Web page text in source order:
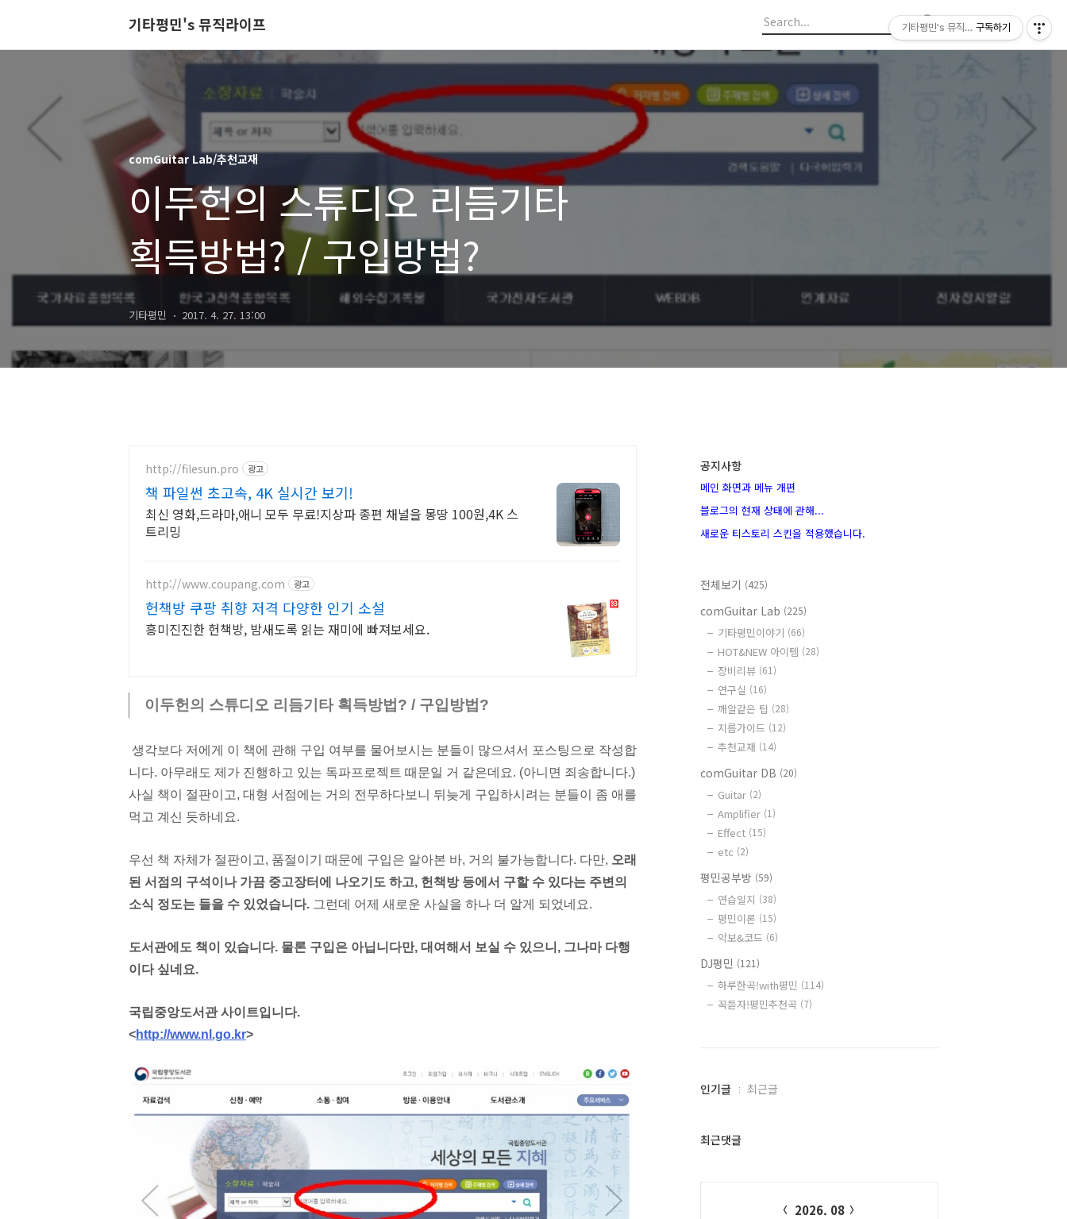
기타평민's 뮤직라이프
comGuitar Lab/추천교재
이두헌의 스튜디오 리듬기타
획득방법? / 구입방법?
기타평민 2017. 4. 27. 13:00
http://filesun.pro 광고
책 파일썬 초고속, 4K 실시간 보기!
최신 영화,드라마,애니 모두 무료!지상파 종편 채널을 몽땅 100원,4K 스
트리밍
http://www.coupang.com 광고
헌책방 쿠팡 취향 저격 다양한 인기 소설
흥미진진한 헌책방, 밤새도록 읽는 재미에 빠져보세요.
이두헌의 스튜디오 리듬기타 획득방법? / 구입방법?
생각보다 저에게 이 책에 관해 구입 여부를 물어보시는 분들이 많으셔서 포스팅으로 작성합
니다. 아무래도 제가 진행하고 있는 독파프로젝트 때문일 거 같은데요. (아니면 죄송합니다.)
사실 책이 절판이고, 대형 서점에는 거의 전무하다보니 뒤늦게 구입하시려는 분들이 좀 애를
먹고 계신
듯하네요.
우선 책 자체가 절판이고, 품절이기 때문에 구입은 알아본 바, 거의 불가능합니다. 다만, 오래
된 서점의 구석 이나 가끔 중고장터에 나오기도 하고, 헌책방 등에서 구할 수 있다는 주변의
소식 정도는 들을 수 있었습니다. 그런데 어제 새로운 사실을 하나 더 알게 되었네요.
도서관에도 책이 있습니다. 물론 구입은 아닙니다만, 대여해서 보실 수 있으니, 그나마다행
이다 싶네요.
국립중앙도서관 사이트입니다.
<http://www.nl.go.kr>
공지사항
메인 화면과 메뉴 개편
블로그의 현재 상태에 관해...
새로운 티스토리 스킨을 적용했습니다.
전체보기 (425)
comGuitar Lab (225)
기타평민이야기 (66)
HOT&NEW 아이템 (28)
장비리뷰 (61)
연구실 (16)
깨알같은 팁 (28)
지름가이드 (12)
추천교재 (14)
comGuitar DB (20)
Guitar (2)
Amplifier (1)
Effect (15)
etc (2)
평민공부방 (59)
연습일지 (38)
평민이론 (15)
악보&코드 (6)
DJ평민 (121)
하루한곡!with평민 (114)
꼭듣자!평민추천곡 (7)
최
과
인기글 최근글
최근댓글
2026. 08
기타평민's 뮤직라이프구독하기